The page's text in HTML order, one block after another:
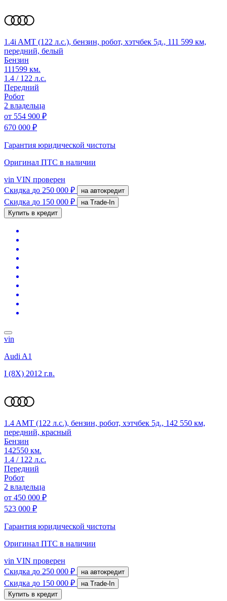
1.4i AMT (122 л.с.), бензин, робот, хэтчбек 5д., 111 599 км,
передний, белый
Бензин
111599 км.
1.4 / 122 л.с.
Передний
Робот
2 владельца
от 554 900 ₽
670 000 ₽
Гарантия юридической чистоты
Оригинал ПТС в наличии
vin VIN проверен
Скидка до 250 000 ₽ на автокредит
Скидка до 150 000 ₽
на Trade-In
Купить в кредит
vin
Audi A1
I (8X) 2012 г.в.
1.4 AMT (122 л.с.), бензин, робот, хэтчбек 5д., 142 550 км,
передний, красный
Бензин
142550 км.
1.4 / 122 л.с.
Передний
Робот
2 владельца
от 450 000 ₽
523 000 ₽
Гарантия юридической чистоты
Оригинал ПТС в наличии
vin VIN проверен
Скидка до 250 000 ₽ на автокредит
Скидка до 150 000 ₽
на Trade-In
Купить в кредит